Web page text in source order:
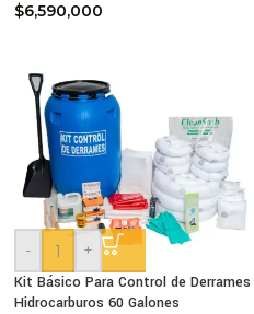
$6,590,000
-
+
Kit Básico Para Control de Derrames
Hidrocarburos 60 Galones